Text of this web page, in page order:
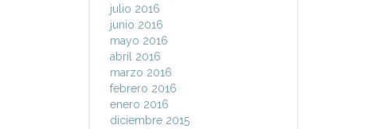
julio 2016
junio 2016
mayo 2016
abril 2016
marzo 2016
febrero 2016
enero 2016
diciembre 2015